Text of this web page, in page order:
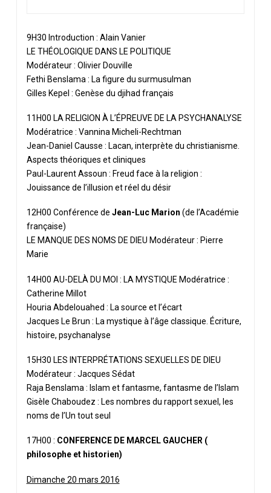
9H30 Introduction : Alain Vanier
LE THÉOLOGIQUE DANS LE POLITIQUE
Modérateur : Olivier Douville
Fethi Benslama : La figure du surmusulman
Gilles Kepel : Genèse du djihad français
11H00 LA RELIGION À L’ÉPREUVE DE LA PSYCHANALYSE
Modératrice : Vannina Micheli-Rechtman
Jean-Daniel Causse : Lacan, interprète du christianisme.
Aspects théoriques et cliniques
Paul-Laurent Assoun : Freud face à la religion :
Jouissance de l’illusion et réel du désir
12H00 Conférence de Jean-Luc Marion (de l’Académie
française)
LE MANQUE DES NOMS DE DIEU Modérateur : Pierre
Marie
14H00 AU-DELÀ DU MOI : LA MYSTIQUE Modératrice :
Catherine Millot
Houria Abdelouahed : La source et l’écart
Jacques Le Brun : La mystique à l’âge classique. Écriture,
histoire, psychanalyse
15H30 LES INTERPRÉTATIONS SEXUELLES DE DIEU
Modérateur : Jacques Sédat
Raja Benslama : Islam et fantasme, fantasme de l’Islam
Gisèle Chaboudez : Les nombres du rapport sexuel, les
noms de l’Un tout seul
17H00 : CONFERENCE DE MARCEL GAUCHER (
philosophe et historien)
Dimanche 20 mars 2016